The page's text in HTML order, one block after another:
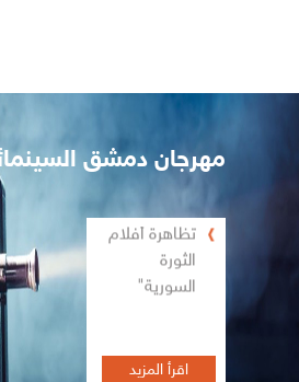
مهرجان دمشق السينمائي
تظاهرة أفلام
الثورة
السورية"
اقرأ المزيد